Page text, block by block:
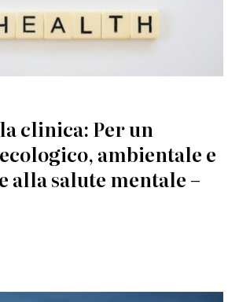
clinica: Per un
ambientale e
alla salute mentale –